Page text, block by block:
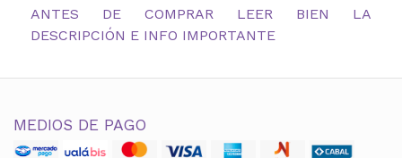
ANTES DE COMPRAR LEER BIEN LA
DESCRIPCIÓN E INFO IMPORTANTE
MEDIOS DE PAGO